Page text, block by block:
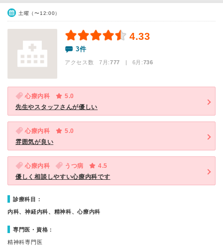
土曜（〜12:00）
4.33
3件
アクセス数 7月:777 | 6月:736
心療内科
5.0
先生やスタッフさんが優しい
心療内科
5.0
雰囲気が良い
心療内科 うつ病
4.5
優しく相談しやすい心療内科です
診療科目：
内科、神経内科、精神科、心療内科
専門医・資格：
精神科専門医